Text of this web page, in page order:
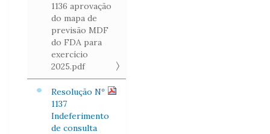
1136 aprovação
do mapa de
previsão MDF
do FDA para
exercício
2025.pdf
Resolução Nº
1137
Indeferimento
de consulta